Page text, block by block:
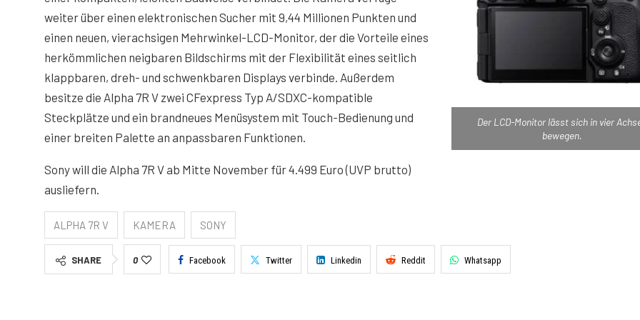
Der LCD-Monitor lässt sich in vier
bewegen.
weiter über einen elektronischen Sucher mit 9,44 Millionen Punkten und
einen neuen, vierachsigen Mehrwinkel-LCD-Monitor, der die Vorteile eines
herkömmlichen neigbaren Bildschirms mit der Flexibilität eines seitlich
klappbaren, dreh- und schwenkbaren Displays verbinde. Außerdem
besitze die Alpha 7R V zwei CFexpress Typ A/SDXC-kompatible
Steckplätze und ein brandneues Menüsystem mit Touch-Bedienung und
einer breiten Palette an anpassbaren Funktionen.
Sony will die Alpha 7R V ab Mitte November für 4.499 Euro (UVP brutto)
ausliefern.
ALPHA 7R V KAMERA SONY
SHARE 0 Facebook Twitter Linkedin Reddit Whatsapp